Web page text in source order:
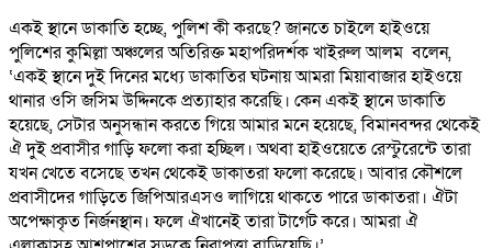
একই স্থানে ডাকাতি হচ্ছে, পুলিশ কী করছে? জানতে চাইলে হাইওয়ে
পুলিশের কুমিল্লা অঞ্চলের অতিরিক্ত মহাপরিদর্শক খাইরুল আলম বলেন,
‘একই স্থানে দুই দিনের মধ্যে ডাকাতির ঘটনায় আমরা মিয়াবাজার হাইওয়ে
থানার ওসি জসিম উদ্দিনকে প্রত্যাহার করেছি। কেন একই স্থানে ডাকাতি
হয়েছে, সেটার অনুসন্ধান করতে গিয়ে আমার মনে হয়েছে, বিমানবন্দর থেকেই
ঐ দুই প্রবাসীর গাড়ি ফলো করা হচ্ছিল। অথবা হাইওয়েতে রেস্টুরেন্টে তারা
যখন খেতে বসেছে তখন থেকেই ডাকাতরা ফলো করেছে। আবার কৌশলে
প্রবাসীদের গাড়িতে জিপিআরএসও লাগিয়ে থাকতে পারে ডাকাতরা। ঐটা
অপেক্ষাকৃত নির্জনস্থান। ফলে ঐখানেই তারা টার্গেট করে। আমরা ঐ